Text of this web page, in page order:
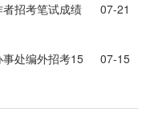
招考笔试成绩
07-21
处编外招考15
07-15